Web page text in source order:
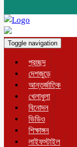
Toggle navigation
প্রচ্ছদ
দেশজুড়ে
আন্তর্জাতিক
খেলাধুলা
বিনোদন
ভিডিও
শিক্ষাঙ্গন
লাইফস্টাইল